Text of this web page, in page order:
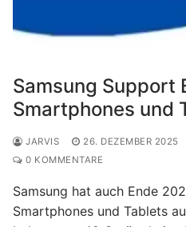
Samsung Support
Smartphones und
JARVIS 26. DEZEMBER 2025
0 KOMMENTARE
Samsung hat auch Ende
Smartphones und Tablets